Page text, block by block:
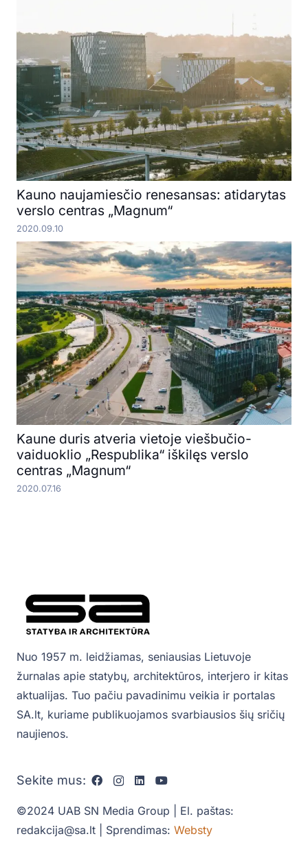
Kauno naujamiesčio renesansas: atidarytas
verslo centras „Magnum“
2020.09.10
Kaune duris atveria vietoje viešbučio-
vaiduoklio „Respublika“ iškilęs verslo
centras „Magnum“
2020.07.16
Nuo 1957 m. leidžiamas, seniausias Lietuvoje
žurnalas apie statybų, architektūros, interjero ir kitas
aktualijas. Tuo pačiu pavadinimu veikia ir portalas
SA.lt, kuriame publikuojamos svarbiausios šių sričių
naujienos.
Sekite mus:
©2024 UAB SN Media Group | El. paštas:
redakcija@sa.lt | Sprendimas: Websty